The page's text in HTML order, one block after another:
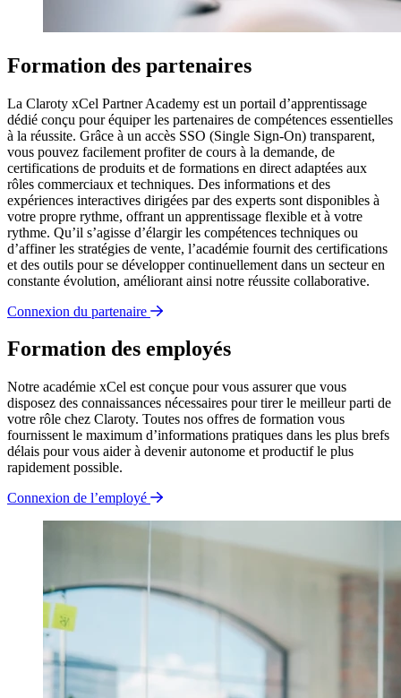
Formation des partenaires
La Claroty xCel Partner Academy est un portail d’apprentissage
dédié conçu pour équiper les partenaires de compétences essentielles
à la réussite. Grâce à un accès SSO (Single Sign-On) transparent,
vous pouvez facilement profiter de cours à la demande, de
certifications de produits et de formations en direct adaptées aux
rôles commerciaux et techniques. Des informations et des
expériences interactives dirigées par des experts sont disponibles à
votre propre rythme, offrant un apprentissage flexible et à votre
rythme. Qu’il s’agisse d’élargir les compétences techniques ou
d’affiner les stratégies de vente, l’académie fournit des certifications
et des outils pour se développer continuellement dans un secteur en
constante évolution, améliorant ainsi notre réussite collaborative.
Connexion du partenaire
Formation des employés
Notre académie xCel est conçue pour vous assurer que vous
disposez des connaissances nécessaires pour tirer le meilleur parti de
votre rôle chez Claroty. Toutes nos offres de formation vous
fournissent le maximum d’informations pratiques dans les plus brefs
délais pour vous aider à devenir autonome et productif le plus
rapidement possible.
Connexion de l’employé